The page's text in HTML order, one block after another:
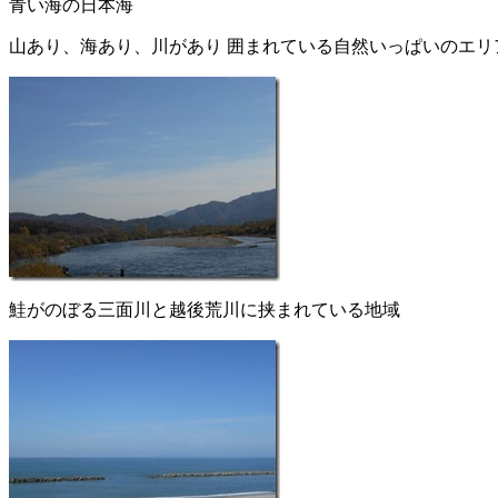
青い海の日本海
山あり、海あり、川があり 囲まれている自然いっぱいのエ
鮭がのぼる三面川と越後荒川に挟まれている地域